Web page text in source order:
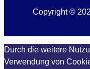
Copyright ©
Durch die weitere
Verwendung von